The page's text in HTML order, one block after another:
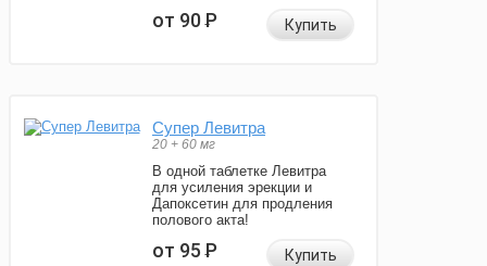
от 90Р Купить
Супер Левитра
20 + 60 мг
В одной таблетке Левитра
для усиления эрекции и
Дапоксетин для продления
полового акта!
от 95Р Купить